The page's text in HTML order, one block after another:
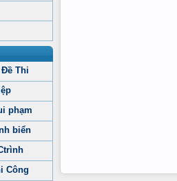
Thi
phạm
biển
Công